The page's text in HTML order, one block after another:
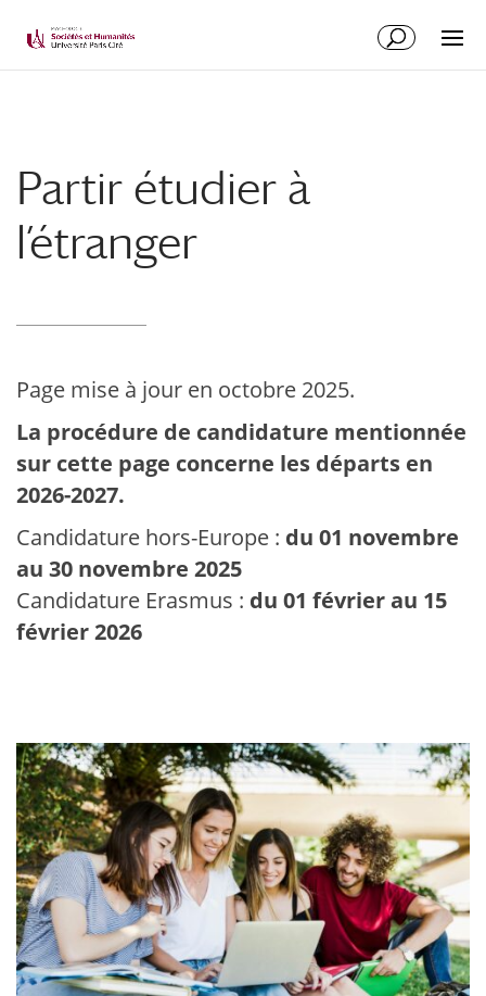
Partir étudier à
l’étranger
Page mise à jour en octobre 2025.
La procédure de candidature mentionnée
sur cette page concerne les départs en
2026-2027.
Candidature hors-Europe : du 01 novembre
au 30 novembre 2025
Candidature Erasmus : du 01 février au 15
février 2026